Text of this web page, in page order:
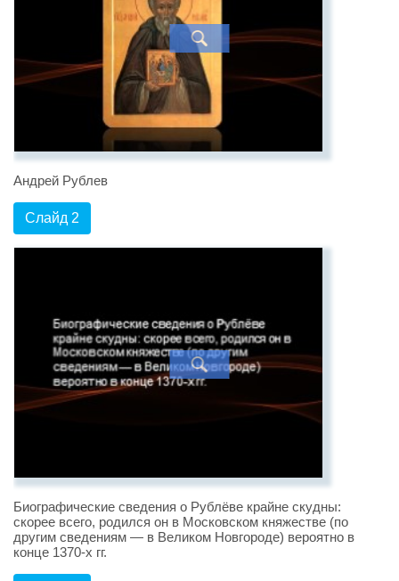
Андрей Рублев
Слайд 2
Биографические сведения о Рублёве крайне скудны:
скорее всего, родился он в Московском княжестве (по
другим сведениям — в Великом Новгороде) вероятно в
конце 1370-х гг.